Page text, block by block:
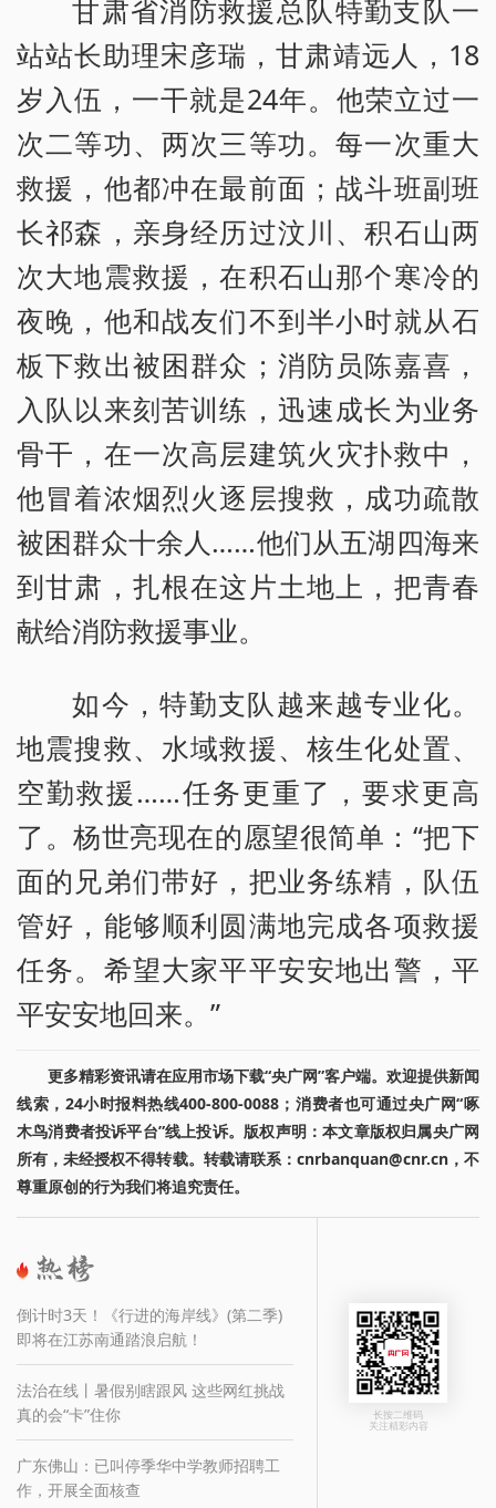
甘肃省消防救援总队特勤支队一
站站长助理宋彦瑞，甘肃靖远人，18
岁入伍，一干就是24年。他荣立过一
次二等功、两次三等功。每一次重大
救援，他都冲在最前面；战斗班副班
长祁森，亲身经历过汶川、积石山两
次大地震救援，在积石山那个寒冷的
夜晚，他和战友们不到半小时就从石
板下救出被困群众；消防员陈嘉喜，
入队以来刻苦训练，迅速成长为业务
骨干，在一次高层建筑火灾扑救中，
他冒着浓烟烈火逐层搜救，成功疏散
被困群众十余人……他们从五湖四海来
到甘肃，扎根在这片土地上，把青春
献给消防救援事业。
如今，特勤支队越来越专业化。
地震搜救、水域救援、核生化处置、
空勤救援……任务更重了，要求更高
了。杨世亮现在的愿望很简单：“把下
面的兄弟们带好，把业务练精，队伍
管好，能够顺利圆满地完成各项救援
任务。希望大家平平安安地出警，平
平安安地回来。”
更多精彩资讯请在应用市场下载“央广网”客户端。欢迎提供新闻
线索，24小时报料热线400-800-0088；消费者也可通过央广网“啄
木鸟消费者投诉平台”线上投诉。版权声明：本文章版权归属央广网
所有，未经授权不得转载。转载请联系：cnrbanquan@cnr.cn，不
尊重原创的行为我们将追究责任。
倒计时3天！《行进的海岸线》(第二季)
即将在江苏南通踏浪启航！
法治在线丨暑假别瞎跟风 这些网红挑战
真的会“卡”住你
广东佛山：已叫停季华中学教师招聘工
作，开展全面核查
长按二维码
关注精彩内容